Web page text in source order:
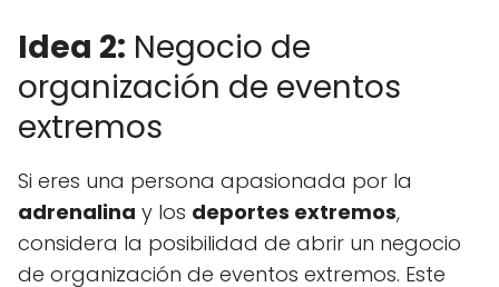
Idea 2: Negocio de
organización de eventos
extremos
Si eres una persona apasionada por la
adrenalina y los deportes extremos,
considera la posibilidad de abrir un negocio
de organización de eventos extremos. Este